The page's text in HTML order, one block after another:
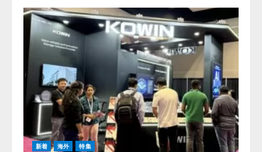
4
の業界特化LLM」の開発とAI研究
開発をリード
2026/08/07/10:54:31
新着 海外 特集